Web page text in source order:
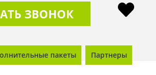
ЗВОНОК
пакеты Партнеры